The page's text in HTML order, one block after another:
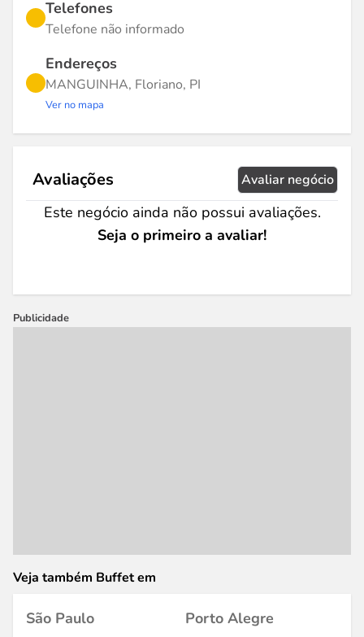
Telefones
Telefone não informado
Endereços
MANGUINHA, Floriano, PI
Ver no mapa
Avaliações Avaliar negócio
Este negócio ainda não possui avaliações.
Seja o primeiro a avaliar!
Publicidade
Veja também Buffet em
São Paulo
Porto Alegre